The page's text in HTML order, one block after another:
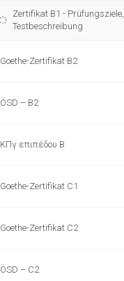
Zertifikat B1 - Prüfungsziele,
Testbeschreibung
Goethe-Zertifikat B2
ÖSD – B2
ΚΠγ επιπέδου Β
Goethe-Zertifikat C1
Goethe-Zertifikat C2
ÖSD – C2